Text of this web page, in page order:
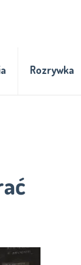
Rozrywka